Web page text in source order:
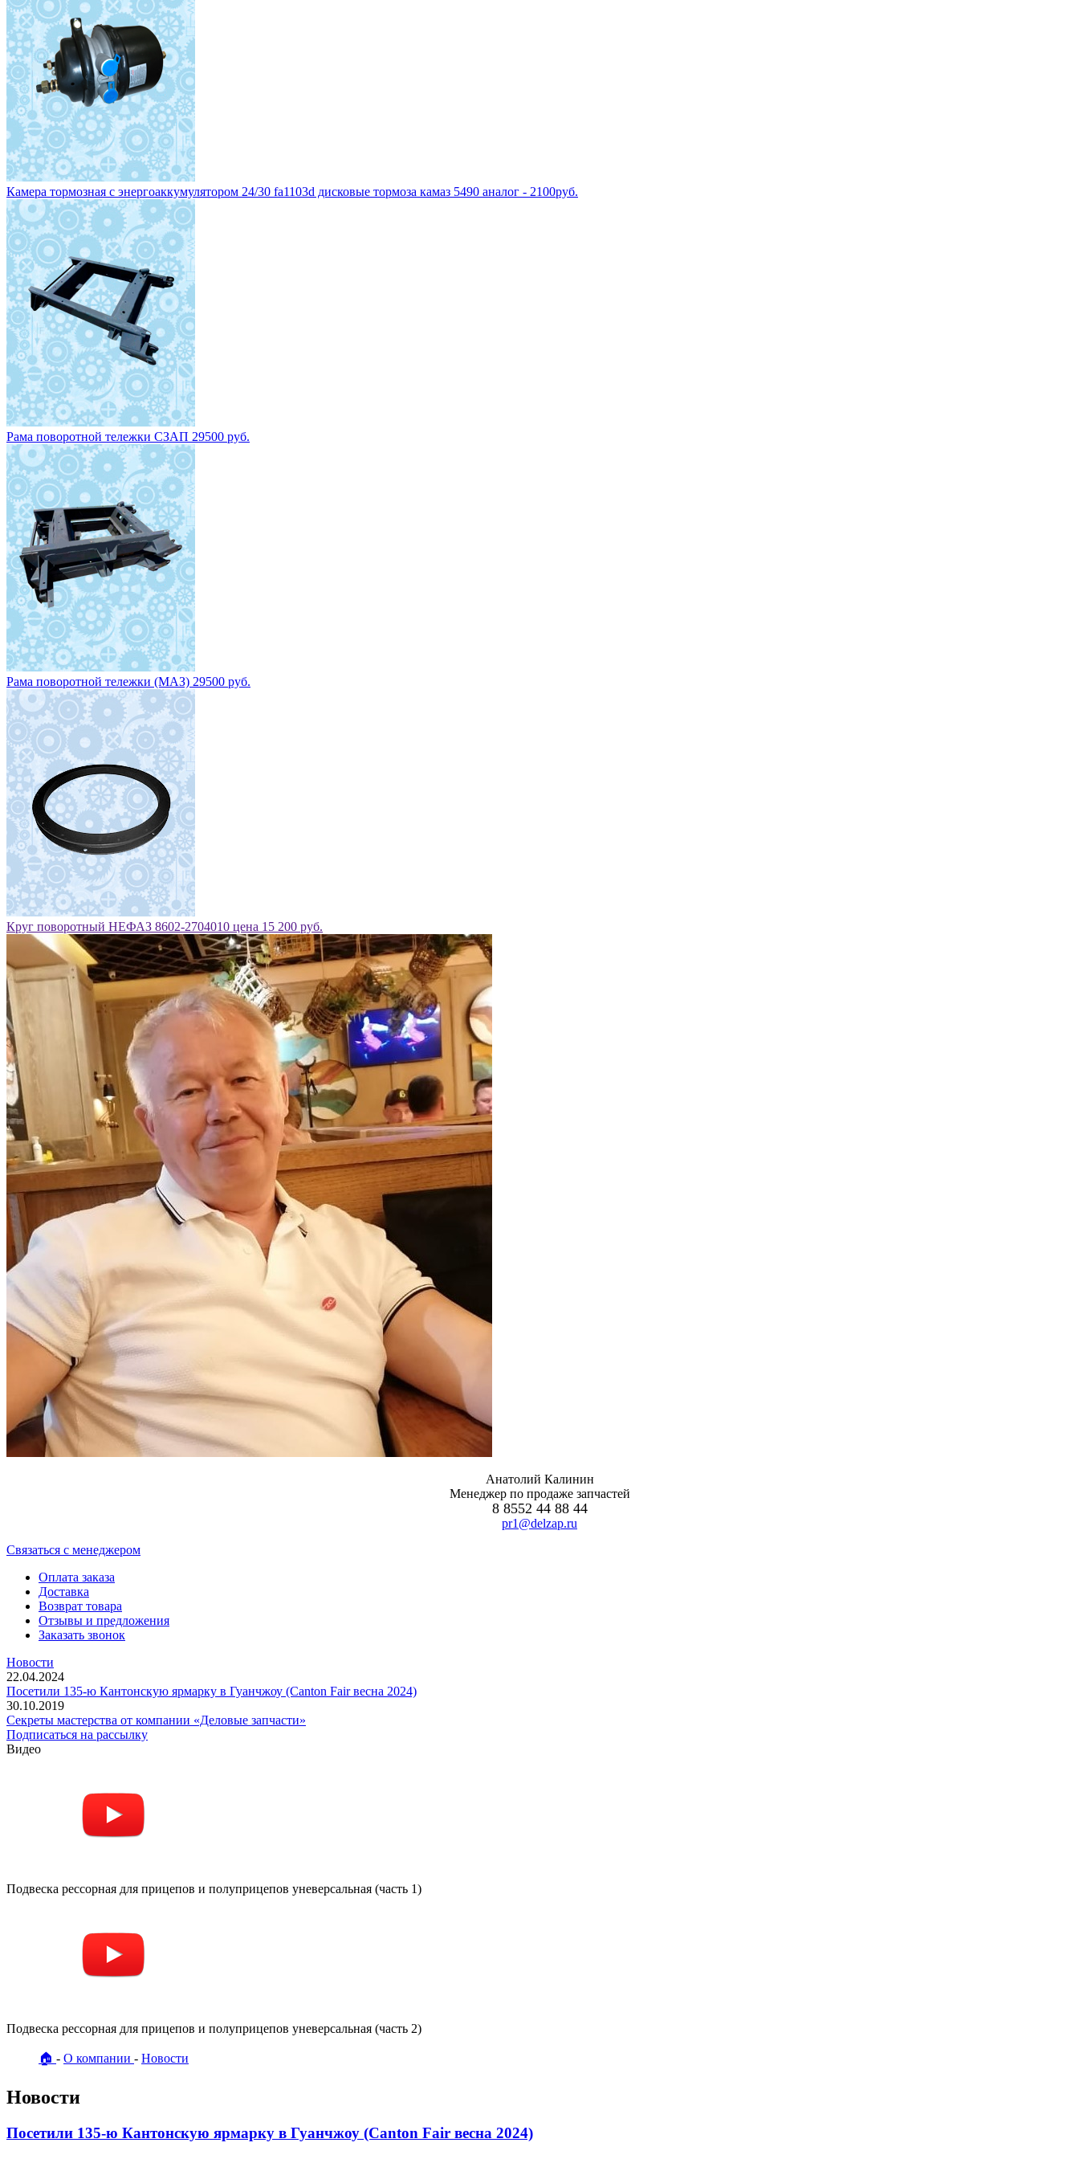
Камера тормозная с энергоаккумулятором 24/30 fa1103d дисковые тормоза камаз 5490 аналог - 2100руб.
Рама поворотной тележки СЗАП 29500 руб.
Рама поворотной тележки (МАЗ) 29500 руб.
Круг поворотный НЕФАЗ 8602-2704010 цена 15 200 руб.
Анатолий Калинин
Менеджер по продаже запчастей
8 8552 44 88 44
pr1@delzap.ru
Cвязаться с менеджером
Оплата заказа
Доставка
Возврат товара
Отзывы и предложения
Заказать звонок
Новости
22.04.2024
Посетили 135-ю Кантонскую ярмарку в Гуанчжоу (Canton Fair весна 2024)
30.10.2019
Секреты мастерства от компании «Деловые запчасти»
Подписаться на рассылку
Видео
Подвеска рессорная для прицепов и полуприцепов уневерсальная (часть 1)
Подвеска рессорная для прицепов и полуприцепов уневерсальная (часть 2)
🏠 О компании Новости
Новости
Посетили 135-ю Кантонскую ярмарку в Гуанчжоу (Canton Fair весна 2024)